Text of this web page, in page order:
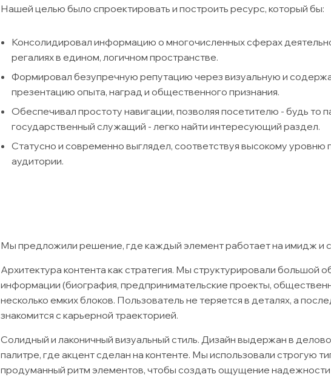
Нашей целью было спроектировать и построить ресурс, который бы:
Консолидировал информацию о многочисленных сферах
регалиях в едином, логичном пространстве.
Формировал безупречную репутацию через визуальную и
презентацию опыта, наград и общественного признания.
Обеспечивал простоту навигации, позволяя посетителю - будь то
государственный служащий - легко найти интересующий раздел.
Статусно и современно выглядел, соответствуя высокому уровню
аудитории.
Мы предложили решение, где каждый элемент работает на имидж и
Архитектура контента как стратегия. Мы структурировали большой
информации (биография, предпринимательские проекты,
несколько емких блоков. Пользователь не теряется в деталях, а
знакомится с карьерной траекторией.
Солидный и лаконичный визуальный стиль. Дизайн выдержан в
палитре, где акцент сделан на контенте. Мы использовали строгую
продуманный ритм элементов, чтобы создать ощущение надежности